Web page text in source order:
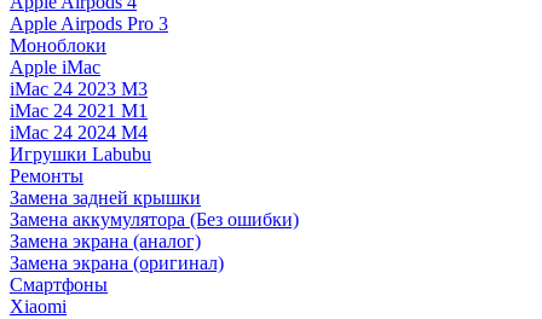
Apple Airpods Pro 3
Моноблоки
Apple iMac
iMac 24 2023 M3
iMac 24 2021 M1
iMac 24 2024 M4
Игрушки Labubu
Ремонты
Замена задней крышки
Замена аккумулятора (Без ошибки)
Замена экрана (аналог)
Замена экрана (оригинал)
Смартфоны
Xiaomi